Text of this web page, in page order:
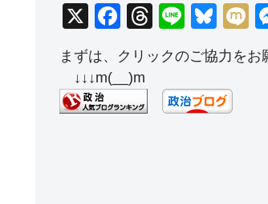
X
F
c
e
b
T
e
a
d
Li
e
Bl
u
e
sk
y
まずは、クリックのご協力をお
↓↓↓m(__)m